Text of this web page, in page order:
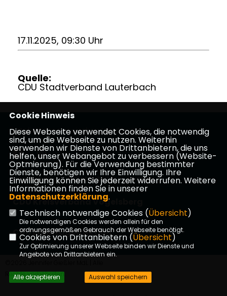
17.11.2025, 09:30 Uhr
Quelle:
CDU Stadtverband Lauterbach
Mitglied des Hessischen Landtags
Impressum Datenschutz Kontakt
CDU Kreisverband Vogelsberg
CDU Landtagsfraktion
Rechte vorbehalten.
Cookie Hinweis
Diese Webseite verwendet Cookies, die notwendig
sind, um die Webseite zu nutzen. Weiterhin
verwenden wir Dienste von Drittanbietern, die uns
helfen, unser Webangebot zu verbessern (Website-
Optmierung). Für die Verwendung bestimmter
Dienste, benötigen wir Ihre Einwilligung. Ihre
Einwilligung können Sie jederzeit widerrufen. Weitere
Informationen finden Sie in unserer
Datenschutzerklärung.
Technisch notwendige Cookies (Übersicht)
Die notwendigen Cookies werden allein für den
ordnungsgemäßen Gebrauch der Webseite benötigt.
Cookies von Drittanbietern (Übersicht)
Zur Optimierung unserer Webseite binden wir Dienste und
Angebote von Drittanbietern ein.
Alle akzeptieren Auswahl speichern